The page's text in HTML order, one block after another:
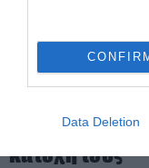
Data Deletion
PRONEWS.GR /ΚΟΣΜΟΣ
όσους έχουν
κατοχή τους